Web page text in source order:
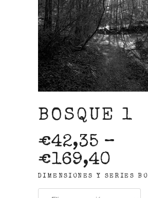
BOSQUE 1
€42,35 –
€169,40
DIMENSIONES Y SERIES BO